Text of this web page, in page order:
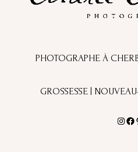
PHOTOGRAPHE À
GROSSESSE |